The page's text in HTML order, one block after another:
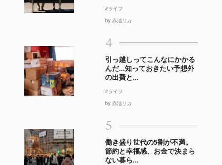
#ライフ
by 赤池リカ
4
引っ越しってこんなにかかる
んだ…知っておきたい予想外
の出費と...
#ライフ
by 赤池リカ
5
働き盛り世代の5割が不満。
節約と幸福感、お金で決まら
ない暮ら...